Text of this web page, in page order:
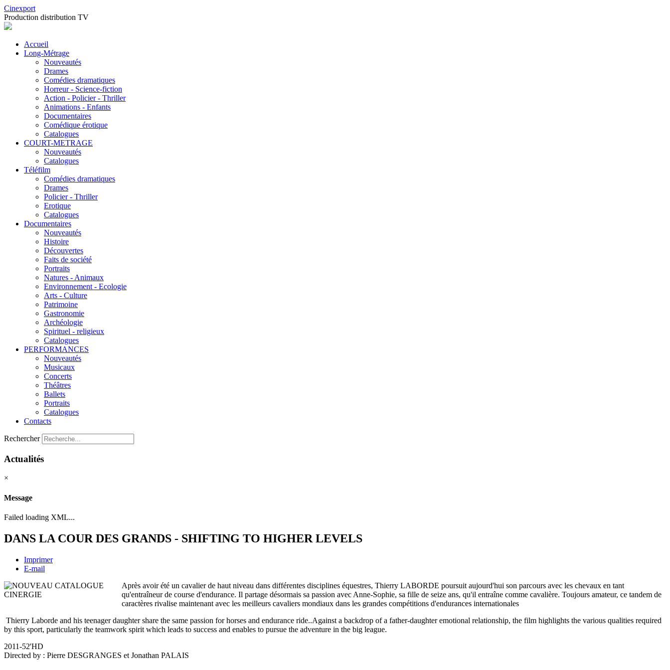
Cinexport
Production distribution TV
Accueil
Long-Métrage
Nouveautés
Drames
Comédies dramatiques
Horreur - Science-fiction
Action - Policier - Thriller
Animations - Enfants
Documentaires
Comédique érotique
Catalogues
COURT-METRAGE
Nouveautés
Catalogues
Téléfilm
Comédies dramatiques
Drames
Policier - Thriller
Erotique
Catalogues
Documentaires
Nouveautés
Histoire
Découvertes
Faits de société
Portraits
Natures - Animaux
Environnement - Ecologie
Arts - Culture
Patrimoine
Gastronomie
Archéologie
Spirituel - religieux
Catalogues
PERFORMANCES
Nouveautés
Musicaux
Concerts
Théâtres
Ballets
Portraits
Catalogues
Contacts
Rechercher
Actualités
×
Message
Failed loading XML...
DANS LA COUR DES GRANDS - SHIFTING TO HIGHER LEVELS
Imprimer
E-mail
Après avoir été un cavalier de haut niveau dans différentes disciplines équestres, Thierry LABORDE poursuit aujourd'hui son parcours avec les chevaux en tant
qu'entraîneur de course d'endurance. Il partage désormais sa passion avec Anne-Sophie, sa fille de seize ans, qu'il entraîne comme cavalière. Toujours amateur, ce tandem de
caractères rivalise maintenant avec les meilleurs cavaliers mondiaux dans les grandes compétitions d'endurances internationales
Thierry Laborde and his teenager daughter share the same passion for horses and endurance ride..Against a backdrop of a father-daughter emotional relationship, the film highlights the various qualities required
by this sport, particularly the teamwork spirit which leads to success and enables to pursue the adventure in the big league.
2011-52'HD
Directed by : Pierre DESGRANGES et Jonathan PALAIS